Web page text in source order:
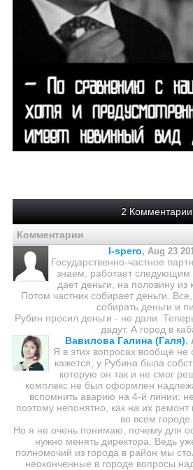
2 Комментарии
Комментарии
l-spero, Aug 23
Государственно-частное
знаем, работает следующим
дает деньги, на половину из
Потом частник собирает деньги.
собирать деньги и
Рубин просил деньги - не дали.
дадут. А город в
Вавилова Галина (Галя),
Я в этих вопросах вообще не
кажется, у Рубина была
которую он так и не смог
комплекс не был оформлен
вспомнить аварию на 4-й линии:
поэтому непонятно, как на их ремонт
во всем городе.
Но я не очень понимаю, почему для
нужно менять директора. Ведь
полномочий из города в район мы
неоконченные в городе вопросы